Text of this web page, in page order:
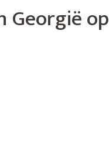
Georgië op